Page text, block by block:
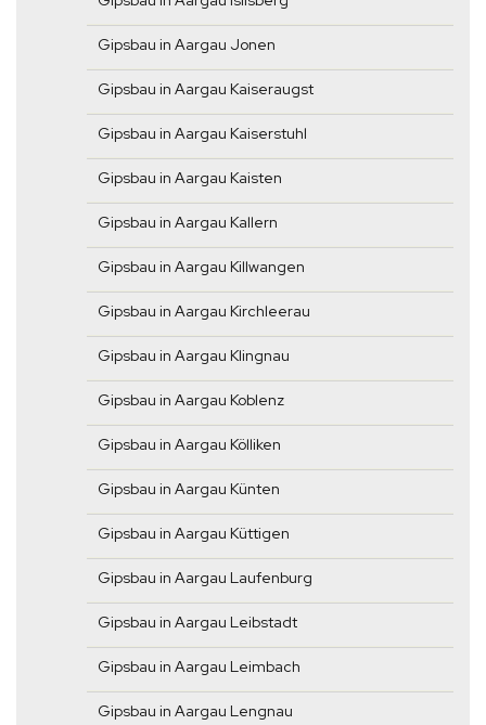
Gipsbau in Aargau Jonen
Gipsbau in Aargau Kaiseraugst
Gipsbau in Aargau Kaiserstuhl
Gipsbau in Aargau Kaisten
Gipsbau in Aargau Kallern
Gipsbau in Aargau Killwangen
Gipsbau in Aargau Kirchleerau
Gipsbau in Aargau Klingnau
Gipsbau in Aargau Koblenz
Gipsbau in Aargau Kölliken
Gipsbau in Aargau Künten
Gipsbau in Aargau Küttigen
Gipsbau in Aargau Laufenburg
Gipsbau in Aargau Leibstadt
Gipsbau in Aargau Leimbach
Gipsbau in Aargau Lengnau